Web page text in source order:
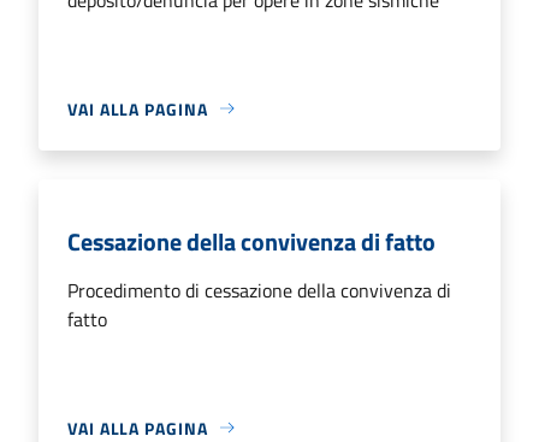
VAI ALLA PAGINA
Cessazione della convivenza di fatto
Procedimento di cessazione della convivenza di
fatto
VAI ALLA PAGINA